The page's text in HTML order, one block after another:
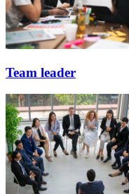
Team leader